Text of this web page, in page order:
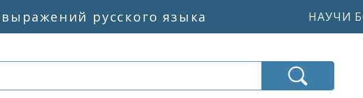
русского языка НАУЧИ